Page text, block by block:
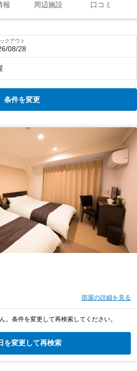
報 周辺施設 口コミ
クアウト
08/28
条件を変更
部屋の詳細を見る
。条件を変更して再検索してください。
を変更して再検索